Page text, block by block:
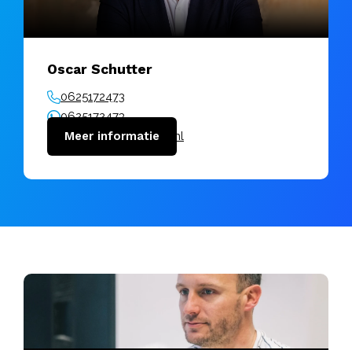
Oscar Schutter
0625172473
0625172473
oscar@vanuitkracht.nl
Meer informatie